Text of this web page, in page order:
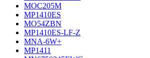
MOC205M
MP1410ES
MO54ZBN
MP1410ES-LF-Z
MNA-6W+
MP1411